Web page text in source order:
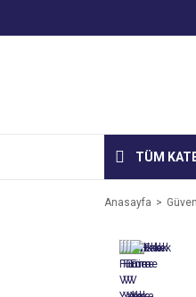
TÜM
Anasayfa